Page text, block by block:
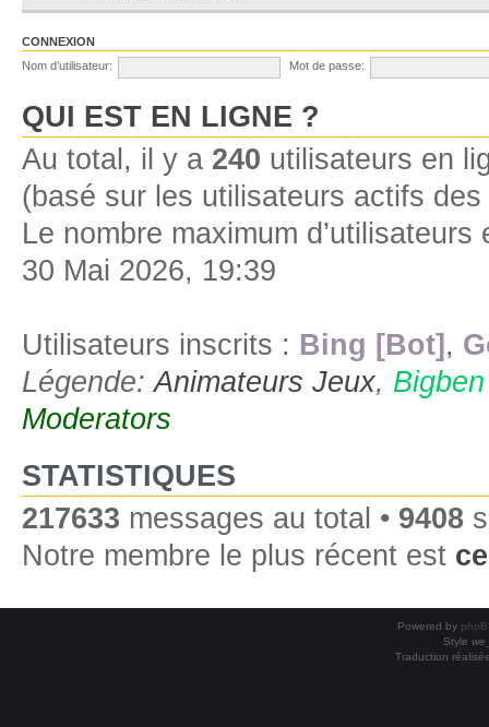
CONNEXION
Nom d’utilisateur:
Mot de passe:
QUI EST EN LIGNE ?
Au total, il y a 240 utilisateurs en
(basé sur les utilisateurs actifs
Le nombre maximum
30 Mai 2026, 19:39
Utilisateurs inscrits : Bing [Bot] ,
Légende:Animateurs Jeux,
Moderators
STATISTIQUES
217633 messages au total • 9408
Notre membre le plus récent est
Powered by
Style
Traduction